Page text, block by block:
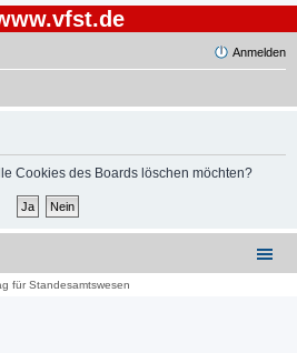
Anmelden
Cookies des Boards löschen möchten?
für Standesamtswesen